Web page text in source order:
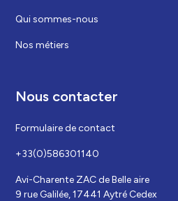
Qui sommes-nous
Nos métiers
Nous contacter
Formulaire de contact
+33(0)586301140
Avi-Charente ZAC de Belle aire
9 rue Galilée, 17441 Aytré Cedex